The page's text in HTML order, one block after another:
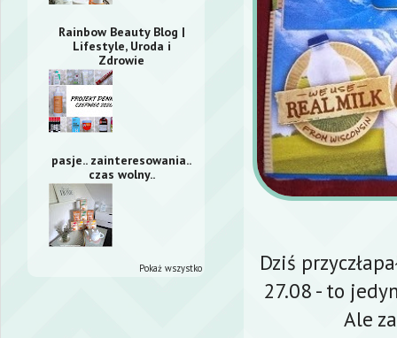
Dziś
27.08 - to
Ale
Rainbow Beauty Blog |
Lifestyle, Uroda i
Zdrowie
pasje.. zainteresowania..
czas wolny..
Pokaż wszystko